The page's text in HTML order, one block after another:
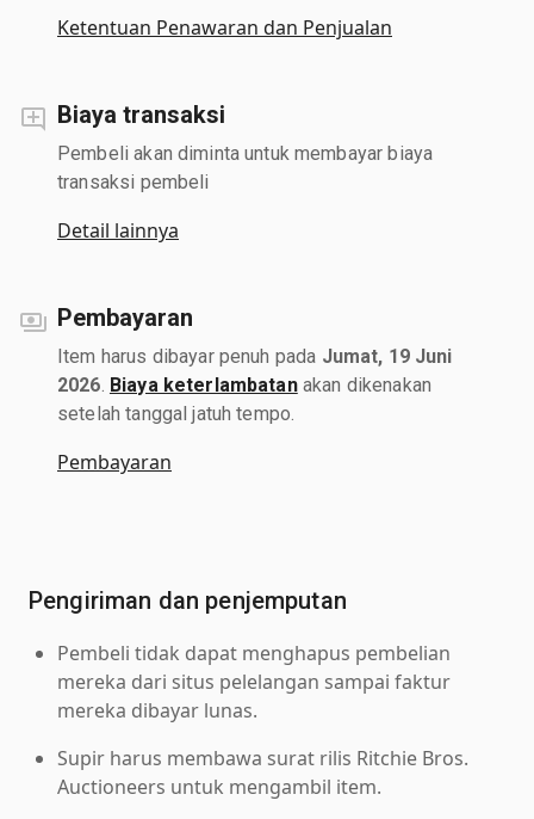
Ketentuan Penawaran dan Penjualan
Biaya transaksi
Pembeli akan diminta untuk membayar biaya
transaksi pembeli
Detail lainnya
Pembayaran
Item harus dibayar penuh pada Jumat, 19 Juni
2026 Biaya keterlambatanakan dikenakan
setelah tanggal jatuh tempo.
Pembayaran
Pengiriman dan penjemputan
Pembeli tidak dapat menghapus pembelian
mereka dari situs pelelangan sampai faktur
mereka dibayar lunas.
Supir harus membawa surat rilis Ritchie Bros.
Auctioneers untuk mengambil item.